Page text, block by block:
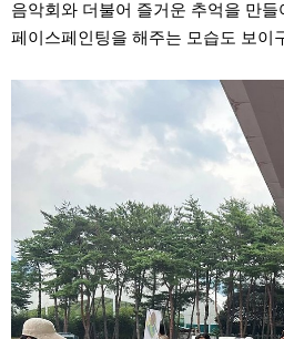
음악회와 더불어 즐거운 추억을 만
페이스페인팅을 해주는 모습도 보이